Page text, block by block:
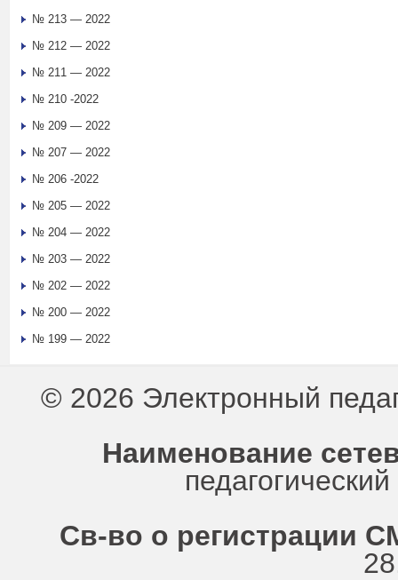
№ 213 — 2022
№ 212 — 2022
№ 211 — 2022
№ 210 -2022
№ 209 — 2022
№ 207 — 2022
№ 206 -2022
№ 205 — 2022
№ 204 — 2022
№ 203 — 2022
№ 202 — 2022
№ 200 — 2022
№ 199 — 2022
© 2026 Электронный
Наименование
Св-во о регистрации